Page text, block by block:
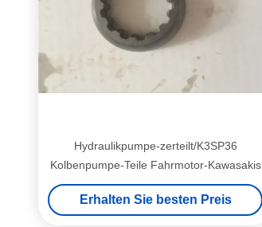
Hydraulikpumpe-zerteilt/K3SP36
Kolbenpumpe-Teile Fahrmotor-Kawasakis
Erhalten Sie besten Preis